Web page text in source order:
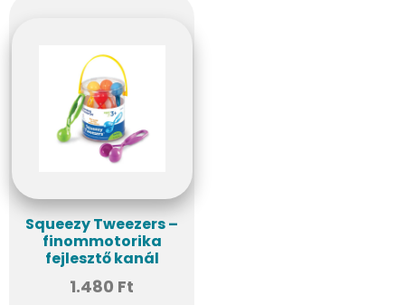
Squeezy Tweezers –
finommotorika
fejlesztő kanál
1.480 Ft